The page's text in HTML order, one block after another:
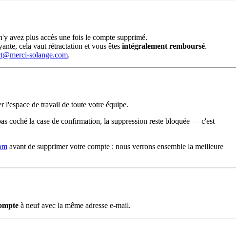
avez plus accès une fois le compte supprimé.
cela vaut rétractation et vous êtes intégralement remboursé.
solange.com.
l'espace de travail de toute votre équipe.
coché la case de confirmation, la suppression reste bloquée — c'est
avant de supprimer votre compte : nous verrons ensemble la meilleure
à neuf avec la même adresse e-mail.